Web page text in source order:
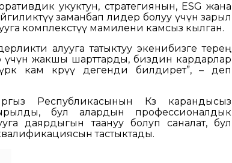
укуктун, стратегиянын, ESG жана
заманбап лидер болуу үчүн зарыл
комплекстүү мамилени камсыз кылган.
алууга татыктуу экенибизге терең
үчүн жакшы шарттарды, биздин кардарлар
кам көрүү дегенди билдирет”, – деп
Республикасынын Көз карандысыз
бул алардын профессионалдык
даярдыгын таануу болуп саналат, бул
тастыктады.